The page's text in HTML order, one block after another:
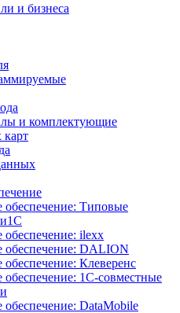
и бизнеса
и комплектующие
Типовые
ilexx
обеспечение: DALION
Клеверенс
1С-совместные
DataMobile